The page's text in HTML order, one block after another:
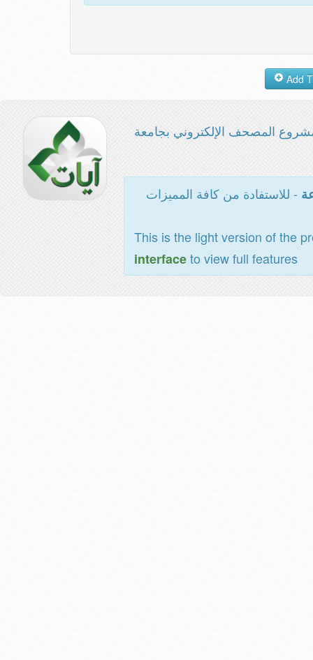
المصحف الإلكتروني بجامعة
- للاستفادة من كافة المميزات
This is the light version of the
interfaceto view full features